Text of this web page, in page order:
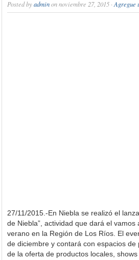
Posted byadminon noviembre 27, 2015 · Agregue
27/11/2015.-En Niebla se realizó el
de Niebla”, actividad que dará el
verano en la Región de Los Ríos. El
de diciembre y contará con espacios
de la oferta de productos locales,